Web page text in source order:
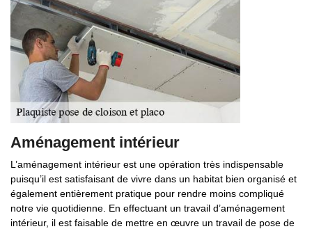
Aménagement intérieur
L’aménagement intérieur est une opération très indispensable
puisqu’il est satisfaisant de vivre dans un habitat bien organisé et
également entièrement pratique pour rendre moins compliqué
notre vie quotidienne. En effectuant un travail d’aménagement
intérieur, il est faisable de mettre en œuvre un travail de pose de